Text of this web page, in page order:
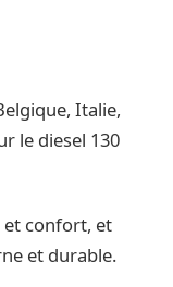
Italie,
le diesel 130
et confort, et
et durable.